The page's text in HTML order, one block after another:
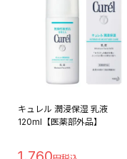
キュレル 潤浸保湿 乳液
120ml【医薬部外品】